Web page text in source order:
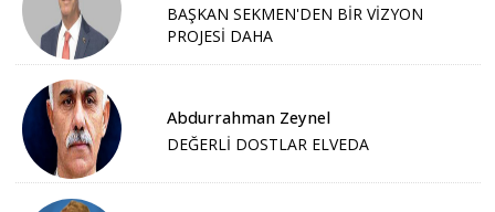
BAŞKAN SEKMEN'DEN BİR VİZYON
PROJESİ DAHA
Abdurrahman Zeynel
DEĞERLİ DOSTLAR ELVEDA